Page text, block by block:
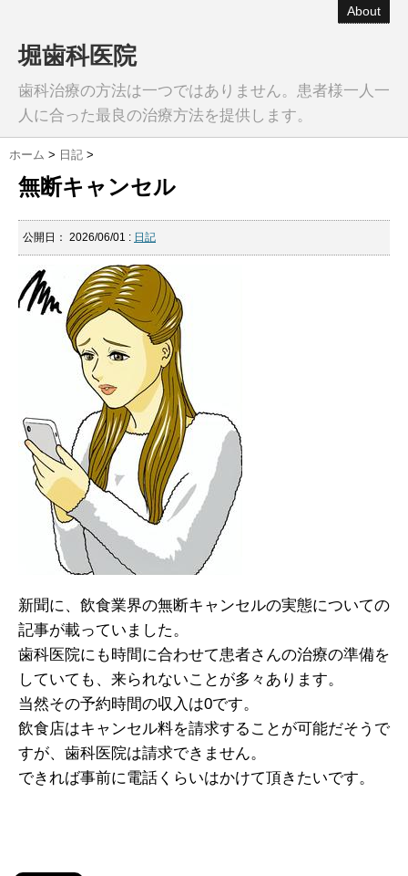
About
堀歯科医院
歯科治療の方法は一つではありません。患者様一人一
人に合った最良の治療方法を提供します。
ホーム > 日記 >
無断キャンセル
公開日： 2026/06/01 : 日記
新聞に、飲食業界の無断キャンセルの実態についての
記事が載っていました。
歯科医院にも時間に合わせて患者さんの治療の準備を
していても、来られないことが多々あります。
当然その予約時間の収入は0です。
飲食店はキャンセル料を請求することが可能だそうで
すが、歯科医院は請求できません。
できれば事前に電話くらいはかけて頂きたいです。